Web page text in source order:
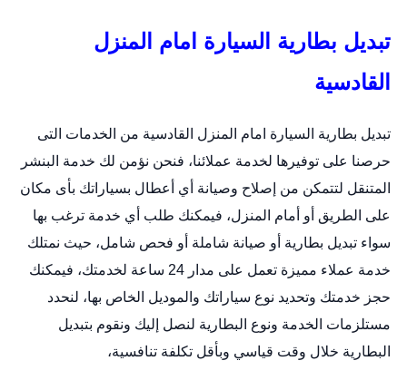
تبديل بطارية السيارة امام المنزل
القادسية
تبديل بطارية السيارة امام المنزل القادسية من الخدمات التى
حرصنا على توفيرها لخدمة عملائنا، فنحن نؤمن لك خدمة البنشر
المتنقل لتتمكن من إصلاح وصيانة أي أعطال بسياراتك بأى مكان
على الطريق أو أمام المنزل، فيمكنك طلب أي خدمة ترغب بها
سواء تبديل بطارية أو صيانة شاملة أو فحص شامل، حيث نمتلك
خدمة عملاء مميزة تعمل على مدار 24 ساعة لخدمتك، فيمكنك
حجز خدمتك وتحديد نوع سياراتك والموديل الخاص بها، لنحدد
مستلزمات الخدمة ونوع البطارية لنصل إليك ونقوم بتبديل
البطارية خلال وقت قياسي وبأقل تكلفة تنافسية،